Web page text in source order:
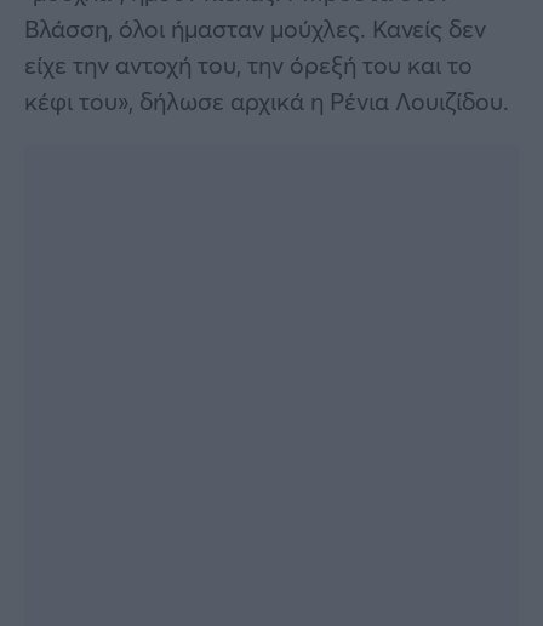
Βλάσση, όλοι ήμασταν μούχλες. Κανείς δεν
είχε την αντοχή του, την όρεξή του και το
κέφι του», δήλωσε αρχικά η Ρένια Λουιζίδου.